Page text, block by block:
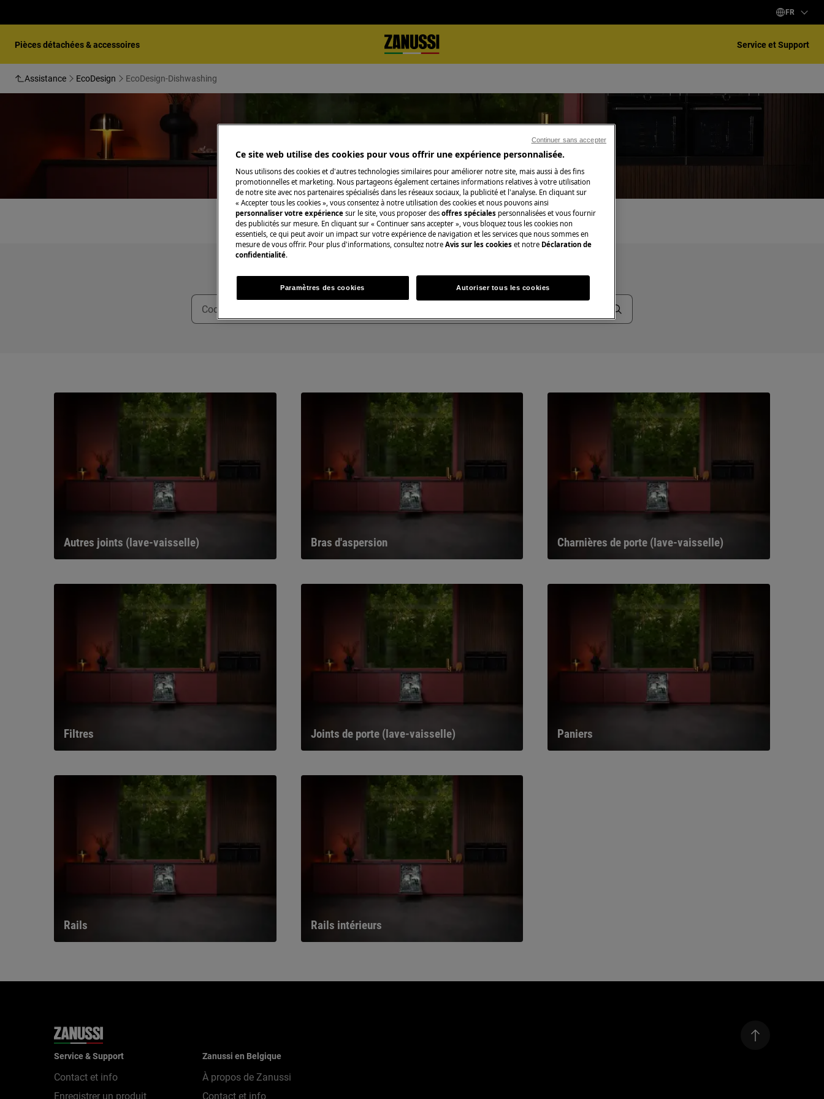
FR
Pièces détachées & accessoires Service et Support
Assistance EcoDesign EcoDesign-Dishwashing
Soutien pour EcoDesign-Dishwashing
Recherchez parmi nos articles d'assistance
Autres joints (lave-vaisselle) Bras d'aspersion Charnières de porte (lave-vaisselle)
Filtres Joints de porte (lave-vaisselle) Paniers
Rails Rails intérieurs
Service & Support
Contact et info
Enregistrer un produit
Zanussi en Belgique
À propos de Zanussi
Contact et info
Ce site web utilise des cookies pour vous offrir une expérience personnalisée.
Nous utilisons des cookies et d'autres technologies similaires pour améliorer notre site, mais aussi à des fins
promotionnelles et marketing. Nous partageons également certaines informations relatives à votre utilisation
de notre site avec nos partenaires spécialisés dans les réseaux sociaux, la publicité et l'analyse. En cliquant sur
« Accepter tous les cookies », vous consentez à notre utilisation des cookies et nous pouvons ainsi
personnaliser votre expérience sur le site, vous proposer des offres spéciales personnalisées et vous fournir
des publicités sur mesure. En cliquant sur « Continuer sans accepter », vous bloquez tous les cookies non
essentiels, ce qui peut avoir un impact sur votre expérience de navigation et les services que nous sommes en
mesure de vous offrir. Pour plus d'informations, consultez notre Avis sur les cookies et notre Déclaration de
confidentialité.
Paramètres des cookies Autoriser tous les cookies
Continuer sans accepter